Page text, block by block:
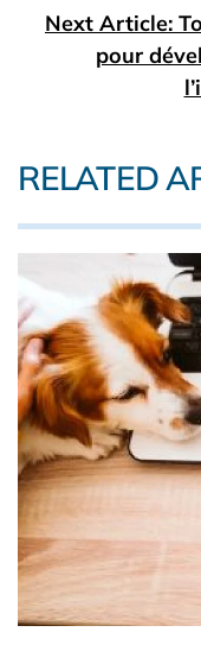
Next Article:
pour
RELATED